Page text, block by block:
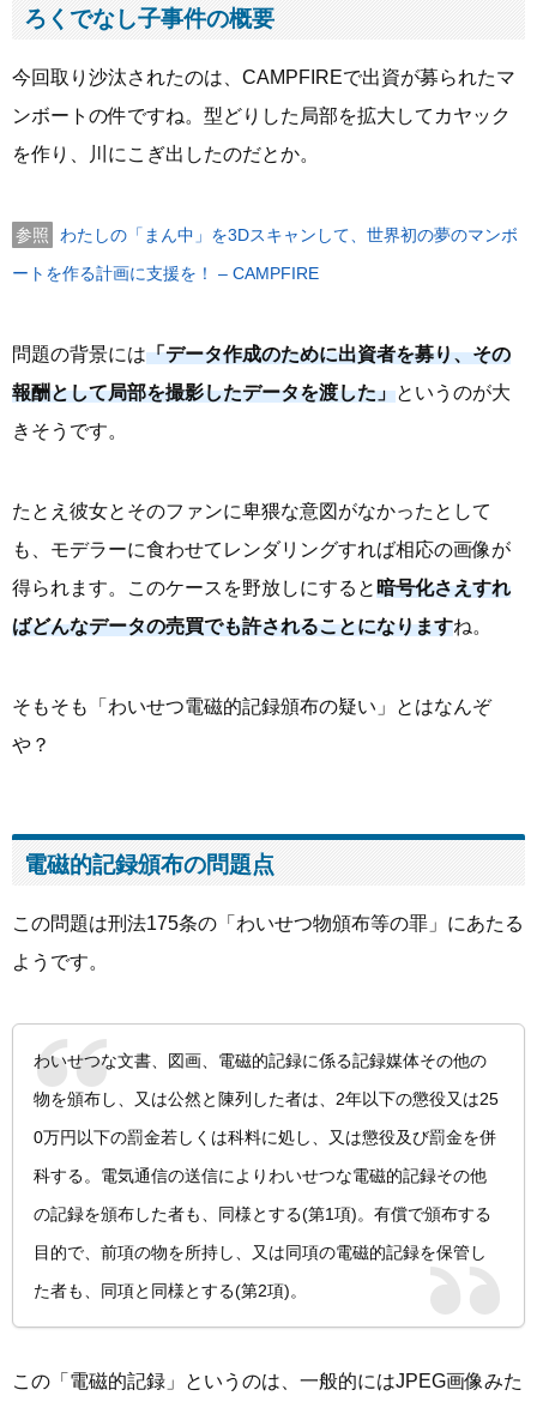
ろくでなし子事件の概要
今回取り沙汰されたのは、CAMPFIREで出資が募られたマ
ンボートの件ですね。型どりした局部を拡大してカヤック
を作り、川にこぎ出したのだとか。
わたしの「まん中」を3Dスキャンして、世界初の夢のマンボ
ートを作る計画に支援を！ – CAMPFIRE
問題の背景には「データ作成のために出資者を募り、その
報酬として局部を撮影したデータを渡した」というのが大
きそうです。
たとえ彼女とそのファンに卑猥な意図がなかったとして
も、モデラーに食わせてレンダリングすれば相応の画像が
得られます。このケースを野放しにすると暗号化さえすれ
ばどんなデータの売買でも許されることになりますね。
そもそも「わいせつ電磁的記録頒布の疑い」とはなんぞ
や？
電磁的記録頒布の問題点
この問題は刑法175条の「わいせつ物頒布等の罪」にあたる
ようです。
わいせつな文書、図画、電磁的記録に係る記録媒体その他の
物を頒布し、又は公然と陳列した者は、2年以下の懲役又は25
0万円以下の罰金若しくは科料に処し、又は懲役及び罰金を併
科する。電気通信の送信によりわいせつな電磁的記録その他
の記録を頒布した者も、同様とする(第1項)。有償で頒布する
目的で、前項の物を所持し、又は同項の電磁的記録を保管し
た者も、同項と同様とする(第2項)。
この「電磁的記録」というのは、一般的にはJPEG画像みた